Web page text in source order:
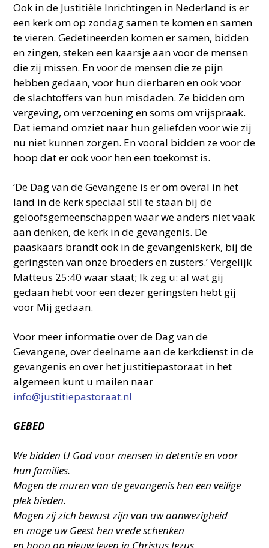
Ook in de Justitiële Inrichtingen in Nederland is er
een kerk om op zondag samen te komen en samen
te vieren. Gedetineerden komen er samen, bidden
en zingen, steken een kaarsje aan voor de mensen
die zij missen. En voor de mensen die ze pijn
hebben gedaan, voor hun dierbaren en ook voor
de slachtoffers van hun misdaden. Ze bidden om
vergeving, om verzoening en soms om vrijspraak.
Dat iemand omziet naar hun geliefden voor wie zij
nu niet kunnen zorgen. En vooral bidden ze voor de
hoop dat er ook voor hen een toekomst is.
‘De Dag van de Gevangene is er om overal in het
land in de kerk speciaal stil te staan bij de
geloofsgemeenschappen waar we anders niet vaak
aan denken, de kerk in de gevangenis. De
paaskaars brandt ook in de gevangeniskerk, bij de
geringsten van onze broeders en zusters.’ Vergelijk
Matteüs 25:40 waar staat; Ik zeg u: al wat gij
gedaan hebt voor een dezer geringsten hebt gij
voor Mij gedaan.
Voor meer informatie over de Dag van de
Gevangene, over deelname aan de kerkdienst in de
gevangenis en over het justitiepastoraat in het
algemeen kunt u mailen naar
info@justitiepastoraat.nl
GEBED
We bidden U God voor mensen in detentie en voor
hun families.
Mogen de muren van de gevangenis hen een veilige
plek bieden.
Mogen zij zich bewust zijn van uw aanwezigheid
en moge uw Geest hen vrede schenken